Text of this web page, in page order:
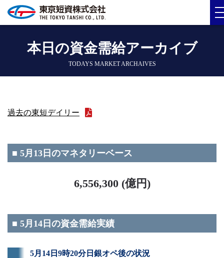
本日の資金需給アーカイブ
TODAYS MARKET ARCHAIVES
過去の東短デイリー
■ 5月13日のマネタリーベース
6,556,300 (億円)
■ 5月14日の資金需給実績
5月14日9時20分日銀オペ後の状況